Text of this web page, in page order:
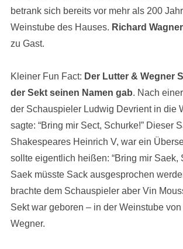
betrank sich bereits vor mehr als 200
Weinstube des Hauses. Richard Wagner
zu Gast.
Kleiner Fun Fact: Der Lutter & Wegner
der Sekt seinen Namen gab. Nach
der Schauspieler Ludwig Devrient in die
sagte: “Bring mir Sect, Schurke!” Dieser
Shakespeares Heinrich V, war ein
sollte eigentlich heißen: “Bring mir Saek,
Saek müsste Sack ausgesprochen
brachte dem Schauspieler aber Vin
Sekt war geboren – in der Weinstube von
Wegner.